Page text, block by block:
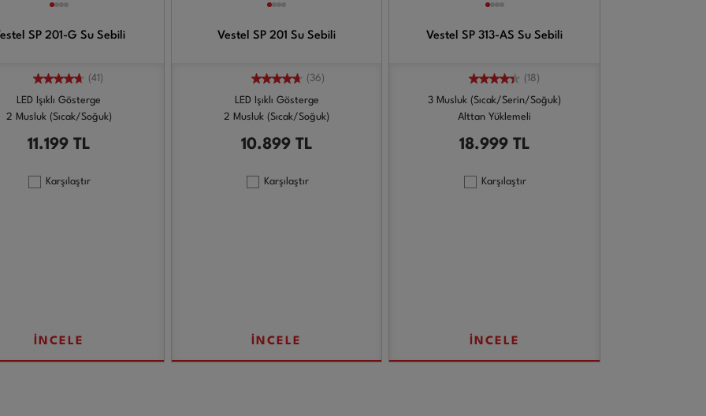
SP 201-G Su Sebili
(41)
LED Işıklı Gösterge
2 Musluk (Sıcak/Soğuk)
11.199 TL
Karşılaştır
İNCELE
Vestel SP 201 Su Sebili
(36)
LED Işıklı Gösterge
2 Musluk (Sıcak/Soğuk)
10.899 TL
Karşılaştır
İNCELE
Vestel SP 313-AS Su Sebili
(18)
3 Musluk (Sıcak/Serin/Soğuk)
Alttan Yüklemeli
18.999 TL
Karşılaştır
İNCELE